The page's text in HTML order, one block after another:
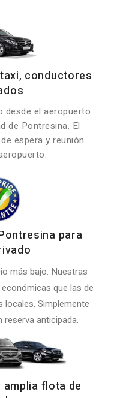
conductores
desde el aeropuerto
de Pontresina. El
espera y reunión
para
más bajo. Nuestras
que las de
locales. Simplemente
reserva anticipada.
flota de